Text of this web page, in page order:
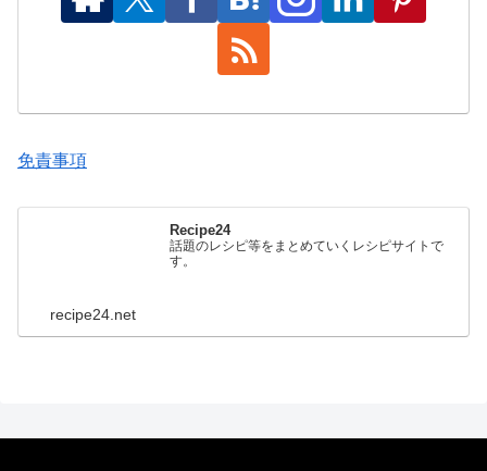
免責事項
Recipe24
話題のレシピ等をまとめていくレシピサイトで
す。
recipe24.net